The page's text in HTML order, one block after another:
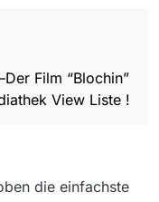
Film “Blochin”
View Liste !
die einfachste